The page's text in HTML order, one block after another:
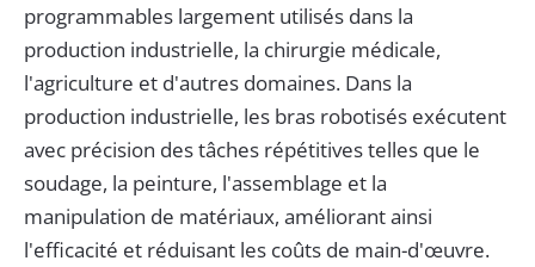
programmables largement utilisés dans la
production industrielle, la chirurgie médicale,
l'agriculture et d'autres domaines. Dans la
production industrielle, les bras robotisés exécutent
avec précision des tâches répétitives telles que le
soudage, la peinture, l'assemblage et la
manipulation de matériaux, améliorant ainsi
l'efficacité et réduisant les coûts de main-d'œuvre.